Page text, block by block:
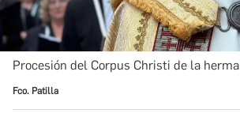
Procesión del Corpus Christi de la
Fco. Patilla